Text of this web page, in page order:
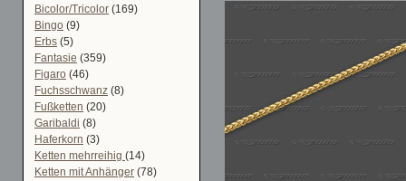
Bicolor/Tricolor (169)
Bingo (9)
Erbs (5)
Fantasie (359)
Figaro (46)
Fuchsschwanz (8)
Fußketten (20)
Garibaldi (8)
Haferkorn (3)
Ketten mehrreihig (14)
Ketten mit Anhänger (78)